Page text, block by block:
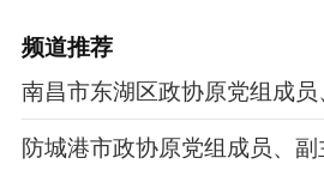
频道推荐
南昌市东湖区政协原党组成
防城港市政协原党组成员、